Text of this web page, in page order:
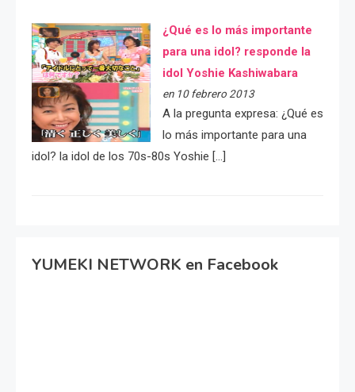
¿Qué es lo más importante
para una idol? responde la
idol Yoshie Kashiwabara
en 10 febrero 2013
A la pregunta expresa: ¿Qué es
lo más importante para una
idol? la idol de los 70s-80s Yoshie […]
YUMEKI NETWORK en Facebook